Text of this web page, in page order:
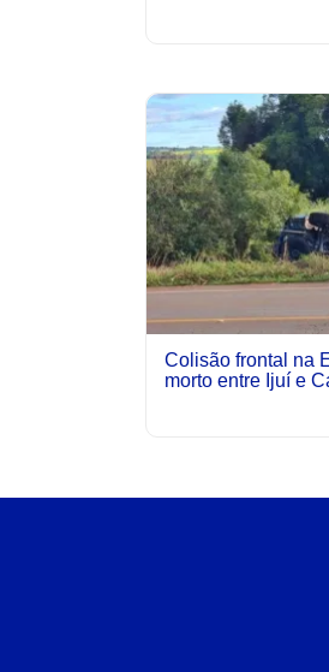
Colisão frontal na
morto entre Ijuí e